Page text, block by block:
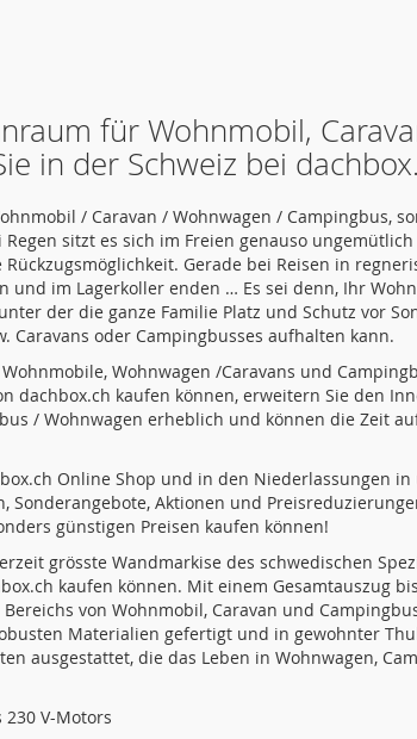
für Wohnmobil,
in der Schweiz bei
/ Caravan / Wohnwagen / Campingbus,
sitzt es sich im Freien genauso
Gerade bei Reisen in
im Lagerkoller enden … Es sei denn, Ihr
der die ganze Familie Platz und Schutz vor
Caravans oder Campingbusses aufhalten kann.
Wohnwagen /Caravans und
dachbox.ch kaufen können, erweitern Sie den
/ Wohnwagen erheblich und können die Zeit
Online Shop und in den Niederlassungen
Sonderangebote, Aktionen und
günstigen Preisen kaufen können!
grösste Wandmarkise des schwedischen
kaufen können. Mit einem Gesamtauszug
von Wohnmobil, Caravan und
Materialien gefertigt und in gewohnter
ausgestattet, die das Leben in Wohnwagen,
V-Motors